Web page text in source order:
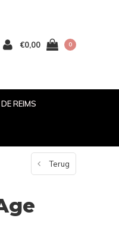
€0,00 0
REIMS
Terug